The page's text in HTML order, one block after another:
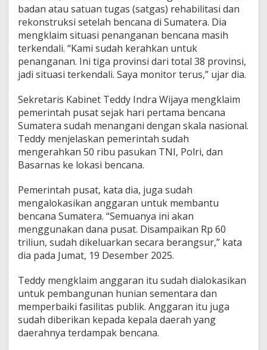
badan atau satuan tugas (satgas) rehabilitasi dan
rekonstruksi setelah bencana di Sumatera. Dia
mengklaim situasi penanganan bencana masih
terkendali. “Kami sudah kerahkan untuk
penanganan. Ini tiga provinsi dari total 38 provinsi,
jadi situasi terkendali. Saya monitor terus,” ujar dia.
Sekretaris Kabinet Teddy Indra Wijaya mengklaim
pemerintah pusat sejak hari pertama bencana
Sumatera sudah menangani dengan skala nasional.
Teddy menjelaskan pemerintah sudah
mengerahkan 50 ribu pasukan TNI, Polri, dan
Basarnas ke lokasi bencana.
Pemerintah pusat, kata dia, juga sudah
mengalokasikan anggaran untuk membantu
bencana Sumatera. “Semuanya ini akan
menggunakan dana pusat. Disampaikan Rp 60
triliun, sudah dikeluarkan secara berangsur,” kata
dia pada Jumat, 19 Desember 2025.
‎Teddy mengklaim anggaran itu sudah dialokasikan
untuk pembangunan hunian sementara dan
memperbaiki fasilitas publik. Anggaran itu juga
sudah diberikan kepada kepala daerah yang
daerahnya terdampak bencana.